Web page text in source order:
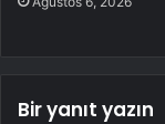
Bir yanıt yazın